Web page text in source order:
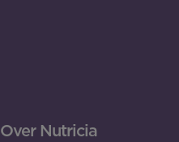
Over Nutricia